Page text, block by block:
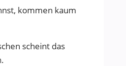
kommen kaum
scheint das